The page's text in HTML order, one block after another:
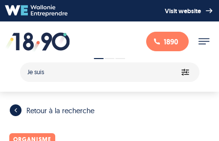
Visit website
1890
Je suis
Retour à la recherche
ORGANISME